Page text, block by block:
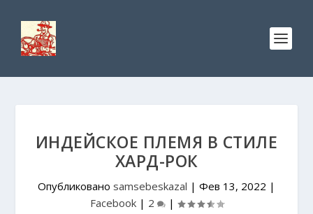
ИНДЕЙСКОЕ ПЛЕМЯ В СТИЛЕ
ХАРД-РОК
Опубликовано samsebeskazal | Фев 13, 2022 |
Facebook| 2 |